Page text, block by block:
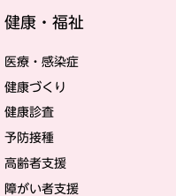
健康・福祉
医療・感染症
健康づくり
健康診査
予防接種
高齢者支援
障がい者支援